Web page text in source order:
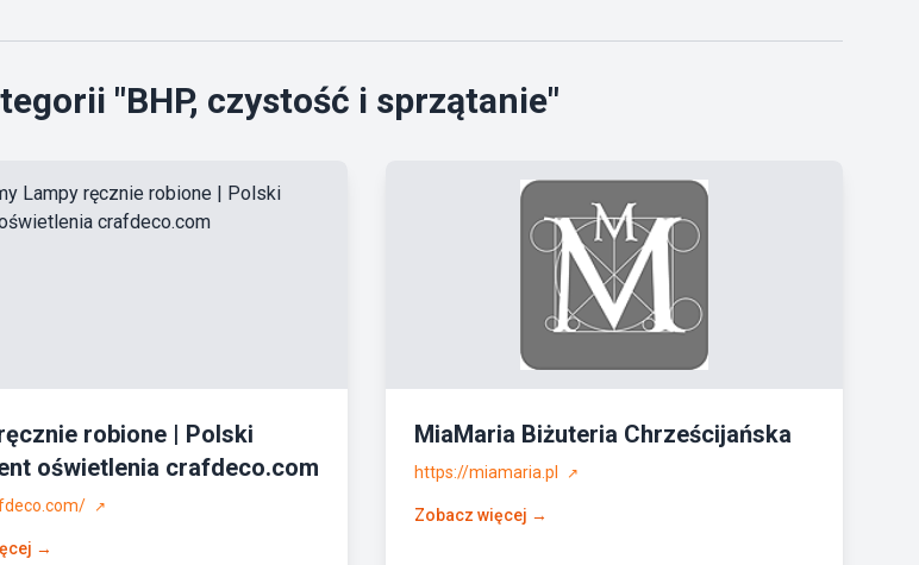
"BHP, czystość i sprzątanie"
robione | Polski
oświetlenia crafdeco.com
↗
→
MiaMaria Biżuteria Chrześcijańska
https://miamaria.pl ↗
Zobacz więcej →